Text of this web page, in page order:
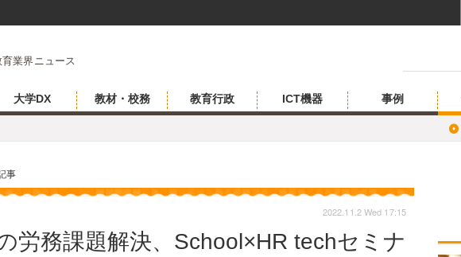
育業界ニュース
大学DX 教材・校務 教育行政 ICT機器 事例
事
労務課題解決、School×HR techセミナ
2022.11.2 Wed 17:15